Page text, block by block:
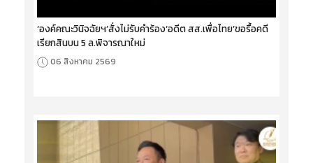
‘องค์คณะวินิจฉัยฯ’สั่งไม่รับคำร้อง‘อดีต สส.เพื่อไทย’ขอรื้อคดี
เรียกสินบน 5 ล.พิจารณาใหม่
06 สิงหาคม 2569